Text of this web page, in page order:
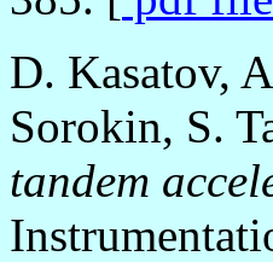
D. Kasatov,
Sorokin, S.
tandem